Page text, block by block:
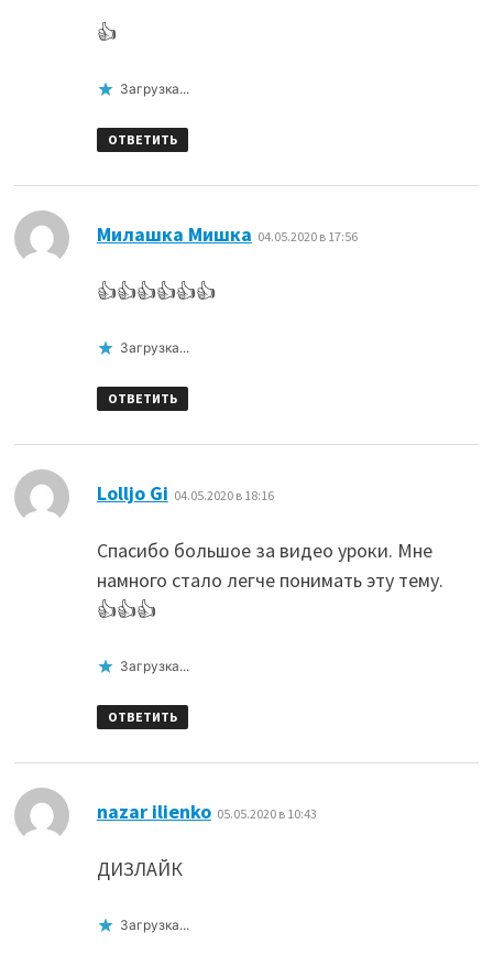
👍
Загрузка...
ОТВЕТИТЬ
Милашка Мишка 04.05.2020 в 17:56
👍👍👍👍👍👍
Загрузка...
ОТВЕТИТЬ
Lolljo Gi 04.05.2020 в 18:16
Спасибо большое за видео уроки. Мне
намного стало легче понимать эту тему.
👍👍👍
Загрузка...
ОТВЕТИТЬ
nazar ilienko: 05.05.2020 в 10:43
ДИЗЛАЙК
Загрузка...